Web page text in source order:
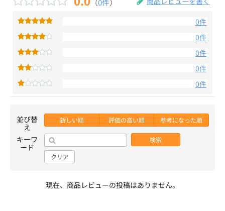
0件
0件
0件
0件
0件
並び替
え
新しい順 評価の高い順 参考になった順
キーワ
ード
検索
クリア
現在、商品レビューの投稿はありません。